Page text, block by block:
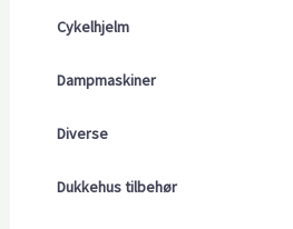
Cykelhjelm
Dampmaskiner
Diverse
Dukkehus tilbehør